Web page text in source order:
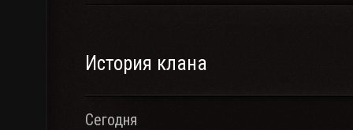
История клана
Сегодня